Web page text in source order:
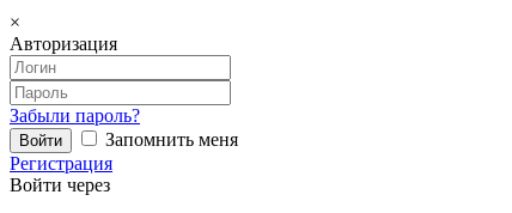
×
Авторизация
Забыли пароль?
Запомнить меня
Регистрация
Войти через